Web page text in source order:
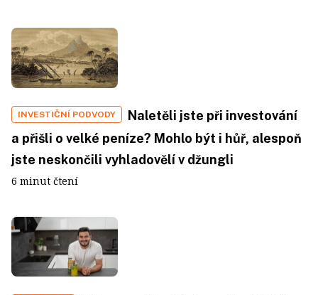
INVESTIČNÍ PODVODY
Naletěli jste při investování
a přišli o velké peníze? Mohlo být i hůř, alespoň
jste neskončili vyhladovělí v džungli
6 minut čtení